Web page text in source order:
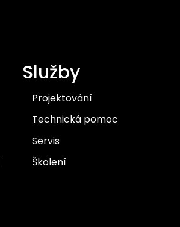
Služby
Projektování
Technická pomoc
Servis
Školení